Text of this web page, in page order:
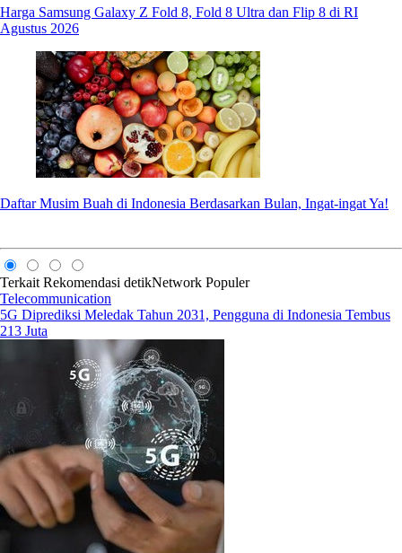
Harga Samsung Galaxy Z Fold 8, Fold 8 Ultra dan Flip 8 di RI
Agustus 2026
Daftar Musim Buah di Indonesia Berdasarkan Bulan, Ingat-ingat Ya!
Terkait Rekomendasi detikNetwork Populer
Telecommunication
5G Diprediksi Meledak Tahun 2031, Pengguna di Indonesia Tembus
213 Juta